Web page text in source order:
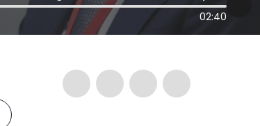
02:40